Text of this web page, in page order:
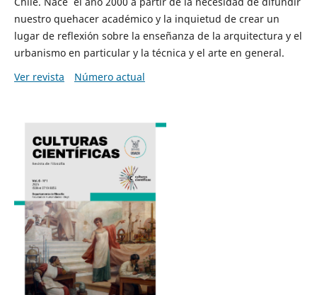
nuestro quehacer académico y la inquietud de crear un
lugar de reflexión sobre la enseñanza de la arquitectura y el
urbanismo en particular y la técnica y el arte en general.
Ver revista
Número actual